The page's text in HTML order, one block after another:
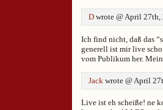
D wrote @ April 27th,
Ich find nicht, daß das
generell ist mir live
vom Publikum her.
Jack wrote @ April
Live ist eh scheiße! ne